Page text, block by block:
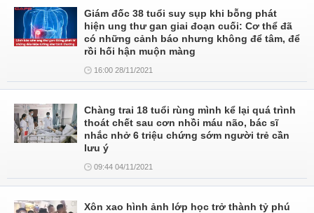
Giám đốc 38 tuổi suy sụp khi bỗng phát
hiện ung thư gan giai đoạn cuối: Cơ thể đã
có những cảnh báo nhưng không để tâm, để
rồi hối hận muộn màng
16:00 28/11/2021
Chàng trai 18 tuổi rùng mình kể lại quá trình
thoát chết sau cơn nhồi máu não, bác sĩ
nhắc nhở 6 triệu chứng sớm người trẻ cần
lưu ý
09:44 04/11/2021
Xôn xao hình ảnh lớp học trở thành tỷ phú